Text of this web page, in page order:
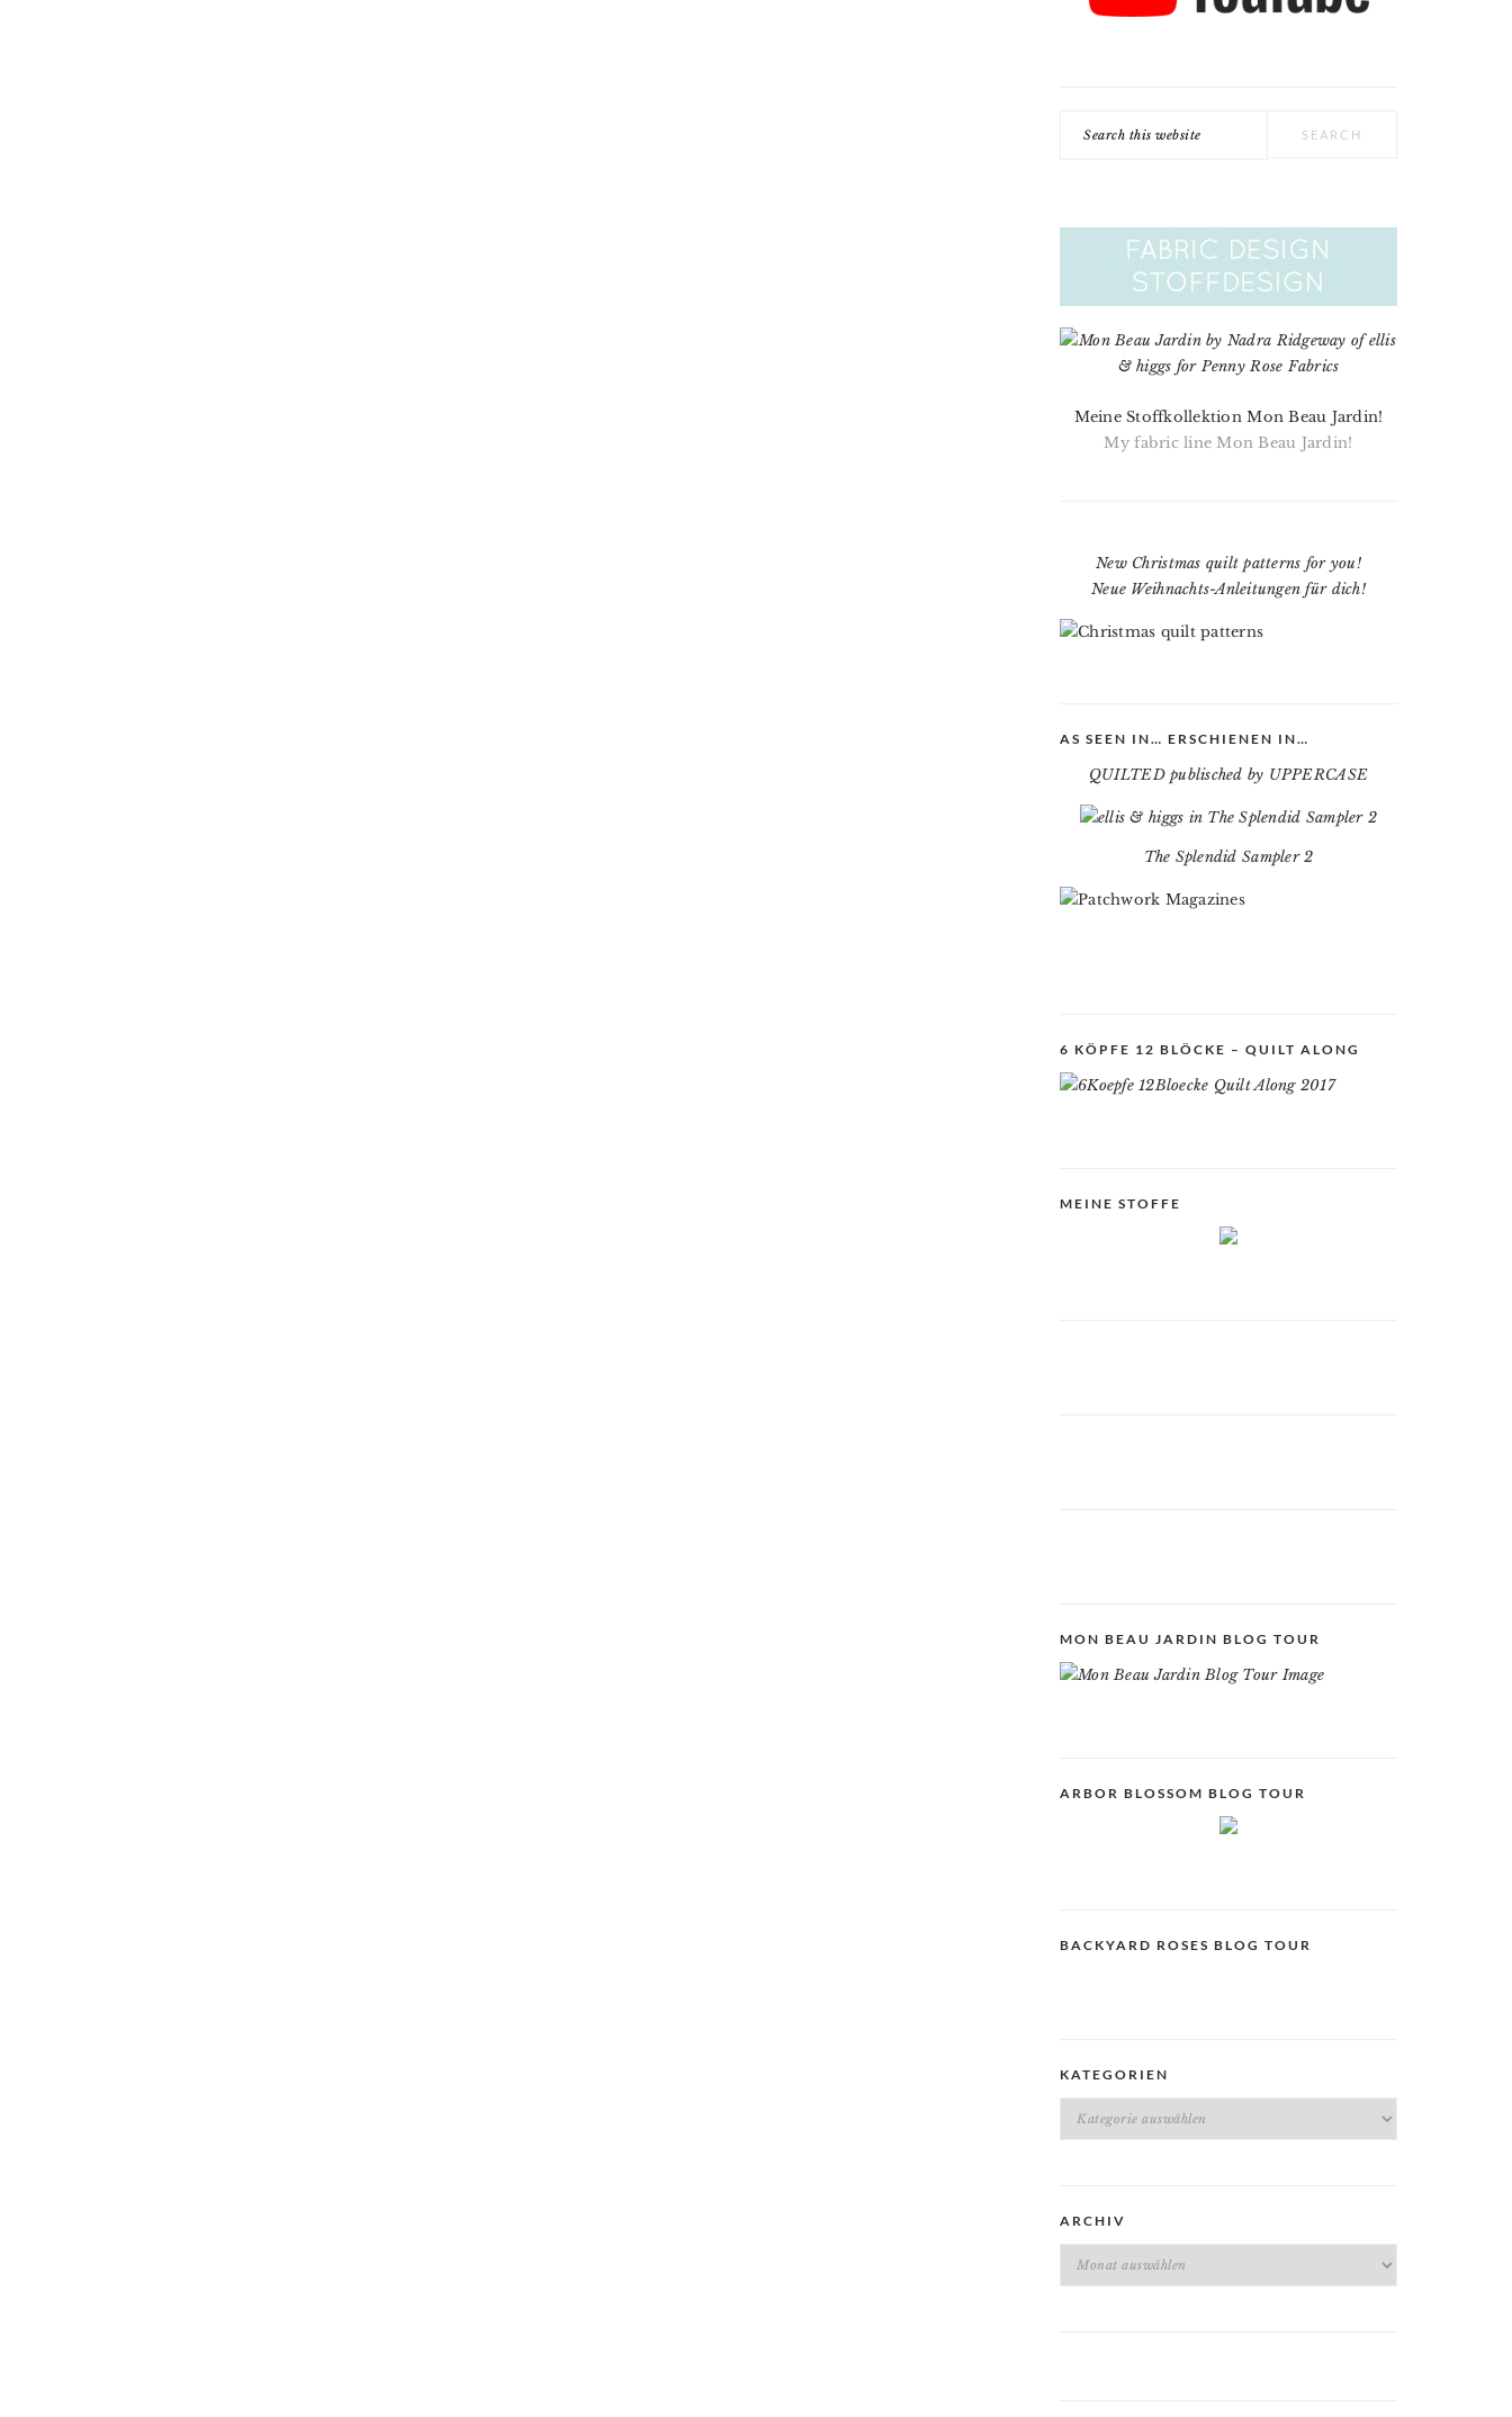
Meine Stoffkollektion Mon Beau Jardin!
My fabric line Mon Beau Jardin!
New Christmas quilt patterns for you!
Neue Weihnachts-Anleitungen für dich!
AS SEEN IN… ERSCHIENEN IN…
QUILTED publisched by UPPERCASE
The Splendid Sampler 2
6 KÖPFE 12 BLÖCKE – QUILT ALONG
MEINE STOFFE
MON BEAU JARDIN BLOG TOUR
ARBOR BLOSSOM BLOG TOUR
BACKYARD ROSES BLOG TOUR
KATEGORIEN
Kategorien
ARCHIV
Archiv